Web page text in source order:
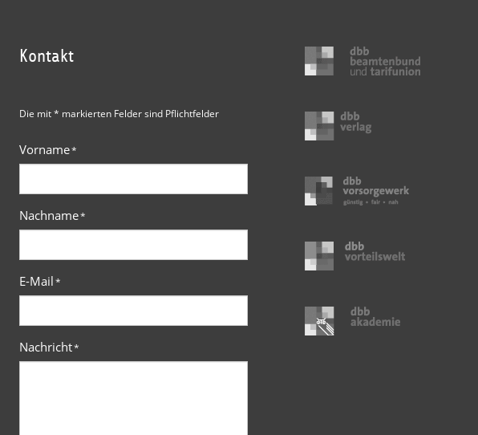
Kontakt
Die mit * markierten Felder sind Pflichtfelder
Vorname*
Nachname*
E-Mail*
Nachricht*